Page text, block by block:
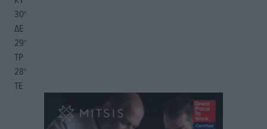
30°
ΔΕ
29°
ΤΡ
28°
ΤΕ